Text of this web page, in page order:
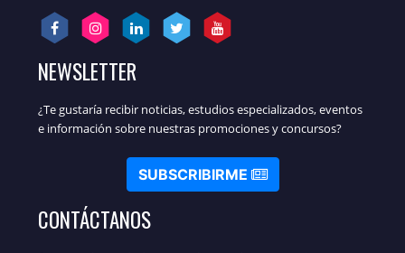
NEWSLETTER
¿Te gustaría recibir noticias, estudios especializados, eventos
e información sobre nuestras promociones y concursos?
SUBSCRIBIRME
CONTÁCTANOS